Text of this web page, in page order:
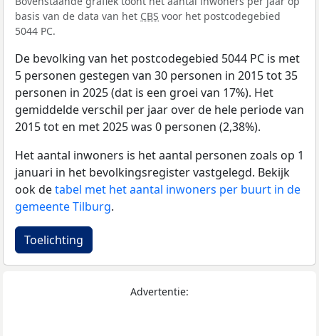
basis van de data van het CBS voor het postcodegebied
5044 PC.
De bevolking van het postcodegebied 5044 PC is met
5 personen gestegen van 30 personen in 2015 tot 35
personen in 2025 (dat is een groei van 17%). Het
gemiddelde verschil per jaar over de hele periode van
2015 tot en met 2025 was 0 personen (2,38%).
Het aantal inwoners is het aantal personen zoals op 1
januari in het bevolkingsregister vastgelegd. Bekijk
ook detabel met het aantal inwoners per buurt in de
gemeente Tilburg.
Toelichting
Advertentie: